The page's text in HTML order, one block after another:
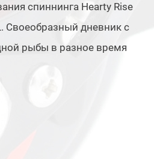
спиннинга Hearty Rise
Своеобразный дневник с
рыбы в разное время